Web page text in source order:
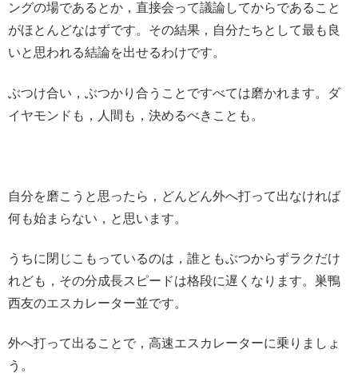
ングの場であるとか，直接会って議論してからであること
がほとんどなはずです。その結果，自分たちとして最も良
いと思われる結論を出せるわけです。
ぶつけ合い，ぶつかり合うことですべては磨かれます。ダ
イヤモンドも，人間も，決めるべきことも。
自分を磨こうと思ったら，どんどん外へ打って出なければ
何も始まらない，と思います。
うちに閉じこもっているのは，誰ともぶつからずラクだけ
れども，その分成長スピードは格段に遅くなります。巣鴨
西友のエスカレーター並です。
外へ打って出ることで，高速エスカレーターに乗りましょ
う。